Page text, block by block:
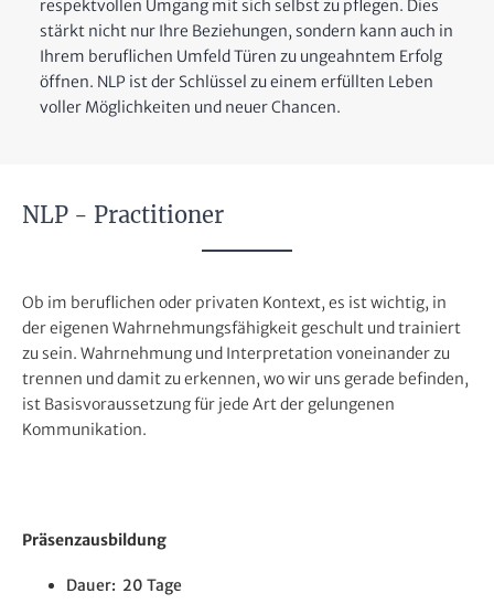
respektvollen Umgang mit sich selbst zu pflegen. Dies
stärkt nicht nur Ihre Beziehungen, sondern kann auch in
Ihrem beruflichen Umfeld Türen zu ungeahntem Erfolg
öffnen. NLP ist der Schlüssel zu einem erfüllten Leben
voller Möglichkeiten und neuer Chancen.
NLP - Practitioner
Ob im beruflichen oder privaten Kontext, es ist wichtig, in
der eigenen Wahrnehmungsfähigkeit geschult und trainiert
zu sein. Wahrnehmung und Interpretation voneinander zu
trennen und damit zu erkennen, wo wir uns gerade befinden,
ist Basisvoraussetzung für jede Art der gelungenen
Kommunikation.
Präsenzausbildung
Dauer: 20 Tage